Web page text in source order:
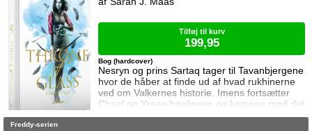
nyuddannede agent April Biggs for at assistere
Nesryn og prins Sartaq tager til Tavanbjergene
hvor de håber at finde ud af hvad rukhinerne
ved om Valkernes historie. Imens fortsætter
Chaol og Yrene healingen og kampen mod det
mystiske mørke som lurer inden i ham. Men
Bog (hardcover)
Tilføj til kurv
199,95
Freddy-serien